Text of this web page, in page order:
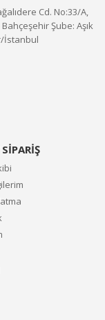
Cd. No:33/A,
Şube: Aşık
İstanbul